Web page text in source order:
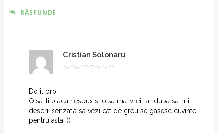
RĂSPUNDE
Cristian Solonaru
19/09/2017 la 13:10
Do it bro!
O sa-ti placa nespus si o sa mai vrei, iar dupa sa-mi
descrii senzatia sa vezi cat de greu se gasesc cuvinte
pentru asta :))